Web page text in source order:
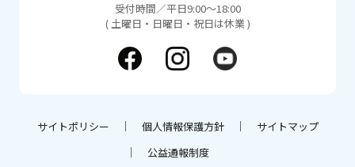
受付時間／平日9:00～18:00
( 土曜日・日曜日・祝日は休業 )
サイトポリシー 個人情報保護方針
サイトマップ
公益通報制度